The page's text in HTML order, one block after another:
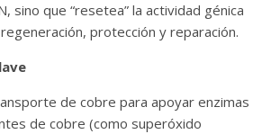
sino que “resetea” la actividad génica
protección y reparación.
de cobre para apoyar enzimas
de cobre (como superóxido